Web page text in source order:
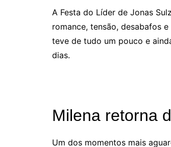
A Festa do Líder de Jonas
romance, tensão, desabafos
teve de tudo um pouco e
dias.
Milena retorna
Um dos momentos mais